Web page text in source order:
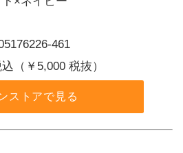
461
（￥5,000 税抜）
ストアで見る